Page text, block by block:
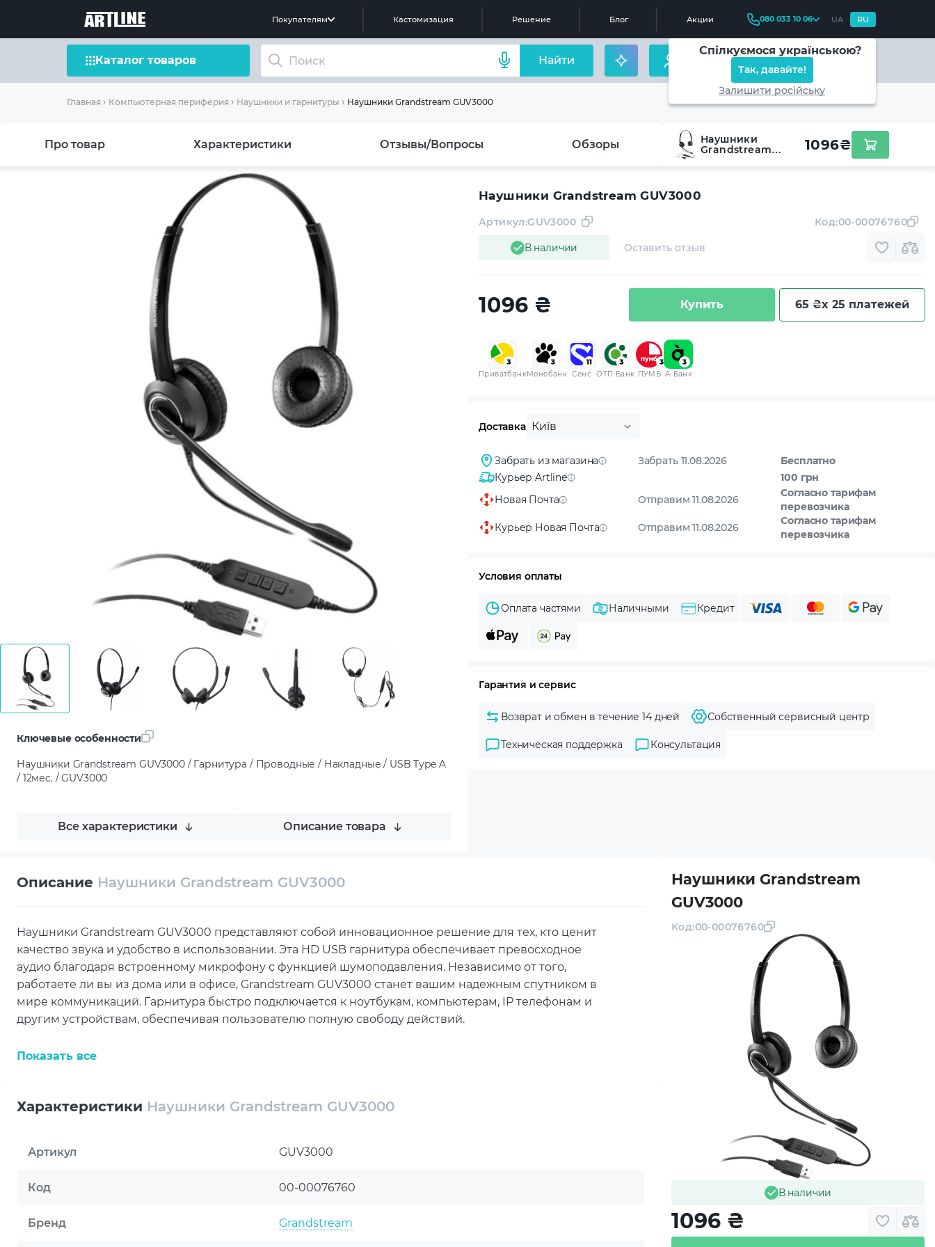
Покупателям Кастомизация Решение Блог Акции 080 033 10 06 UA RU
Спілкуємося українською?
Так, давайте!
Залишити російську
Каталог товаров Найти
Главная Компьютерная периферия Наушники и гарнитуры Наушники Grandstream GUV3000
Про товар Характеристики Отзывы/Вопросы Обзоры
Наушники
Grandstream
1096₴
Ключевые особенности
Наушники Grandstream GUV3000 / Гарнитура / Проводные / Накладные / USB Type A
/ 12мес. / GUV3000
Все характеристики Описание товара
Наушники Grandstream GUV3000
В наличии
Артикул:GUV3000
Оставить отзыв
Код:00-00076760
1096 ₴ Купить 65 ₴x 25 платежей
ПриватбанкМонобанк Сенс ОТП Банк ПУМБ A-Банк
Доставка Київ
Забрать из магазина Забрать 11.08.2026
Бесплатно
Курьер Artline
100 грн
Новая Почта
Отправим 11.08.2026
Согласно тарифам
перевозчика
Курьер Новая Почта
Отправим 11.08.2026
Согласно тарифам
перевозчика
Условия оплаты
Оплата частями Наличными Кредит
Гарантия и сервис
Возврат и обмен в течение 14 дней Собственный сервисный центр
Техническая поддержка Консультация
Описание Наушники Grandstream GUV3000
Наушники Grandstream GUV3000 представляют собой инновационное решение для тех, кто ценит
качество звука и удобство в использовании. Эта HD USB гарнитура обеспечивает превосходное
аудио благодаря встроенному микрофону с функцией шумоподавления. Независимо от того,
работаете ли вы из дома или в офисе, Grandstream GUV3000 станет вашим надежным спутником в
мире коммуникаций. Гарнитура быстро подключается к ноутбукам, компьютерам, IP телефонам и
другим устройствам, обеспечивая пользователю полную свободу действий.
Купить наушники Grandstream GUV3000 – идеальное решение для вашего
Одним из ключевых достоинств Grandstream GUV3000 является ее совместимость с широким
поддерживает все основные коммуникационные платформы, включая IPVideoTalk Meetings и
работающих в различных сферах. Благодаря регулируемому оголовью и мягким амбушюрам из
проводе обеспечивает легкость в управлении вызовами и громкостью.
Показать все
Характеристики Наушники Grandstream GUV3000
Артикул GUV3000
Код 00-00076760
Бренд Grandstream
Наушники Grandstream
GUV3000
Код:00-00076760
В наличии
1096 ₴